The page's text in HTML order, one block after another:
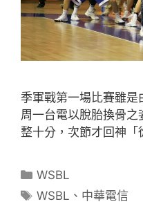
季軍戰第一場比賽雖是
周一台電以脫胎換骨
整十分，次節才回神
WSBL
WSBL 、 中華電信